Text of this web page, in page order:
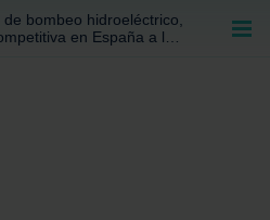
bombeo hidroeléctrico,
en España a la